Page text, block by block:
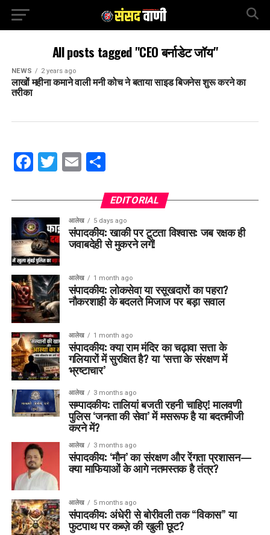
All posts tagged "CEO बर्नाडेट जॉय"
NEWS 2 years ago
लाखों महीना कमाने वाली मनी कोच ने बताया साइड बिजनेस शुरू करने का
तरीका
Facebook
Twitter
EmailShare
EDITORIAL
आलेख 5 days ago
संपादकीय: खाकी पर टूटता विश्वास: जब रक्षक ही
जवाबदेही से मुकरने लगें!
आलेख 1 month ago
संपादकीय: लोकसेवा या रसूखदारों का पहरा?
नौकरशाही के बदलते मिजाज पर बड़ा सवाल
आलेख 1 month ago
संपादकीय: क्या राम मंदिर का चढ़ावा सत्ता के
गलियारों में सुरक्षित है? या ‘सत्ता के संरक्षण में
भ्रष्टाचार’
आलेख 3 months ago
सम्पादकीय: तालियां बजती रहनी चाहिए! मालवणी
पुलिस ‘जनता की सेवा’ में मसरूफ है या बदतमीजी
करने में?
आलेख 3 months ago
संपादकीय: ‘मौन’ का संरक्षण और रेंगता प्रशासन—
क्या माफियाओं के आगे नतमस्तक है तंत्र?
आलेख 5 months ago
संपादकीय: अंधेरी से बोरीवली तक “विकास” या
फुटपाथ पर कब्ज़े की खुली छूट?